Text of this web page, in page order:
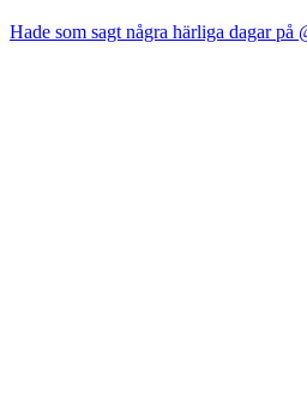
Hade som sagt några härliga dagar på